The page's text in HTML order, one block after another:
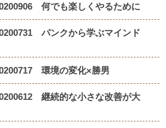
何でも楽しくやるために
パンクから学ぶマインド
環境の変化×勝男
継続的な小さな改善が大